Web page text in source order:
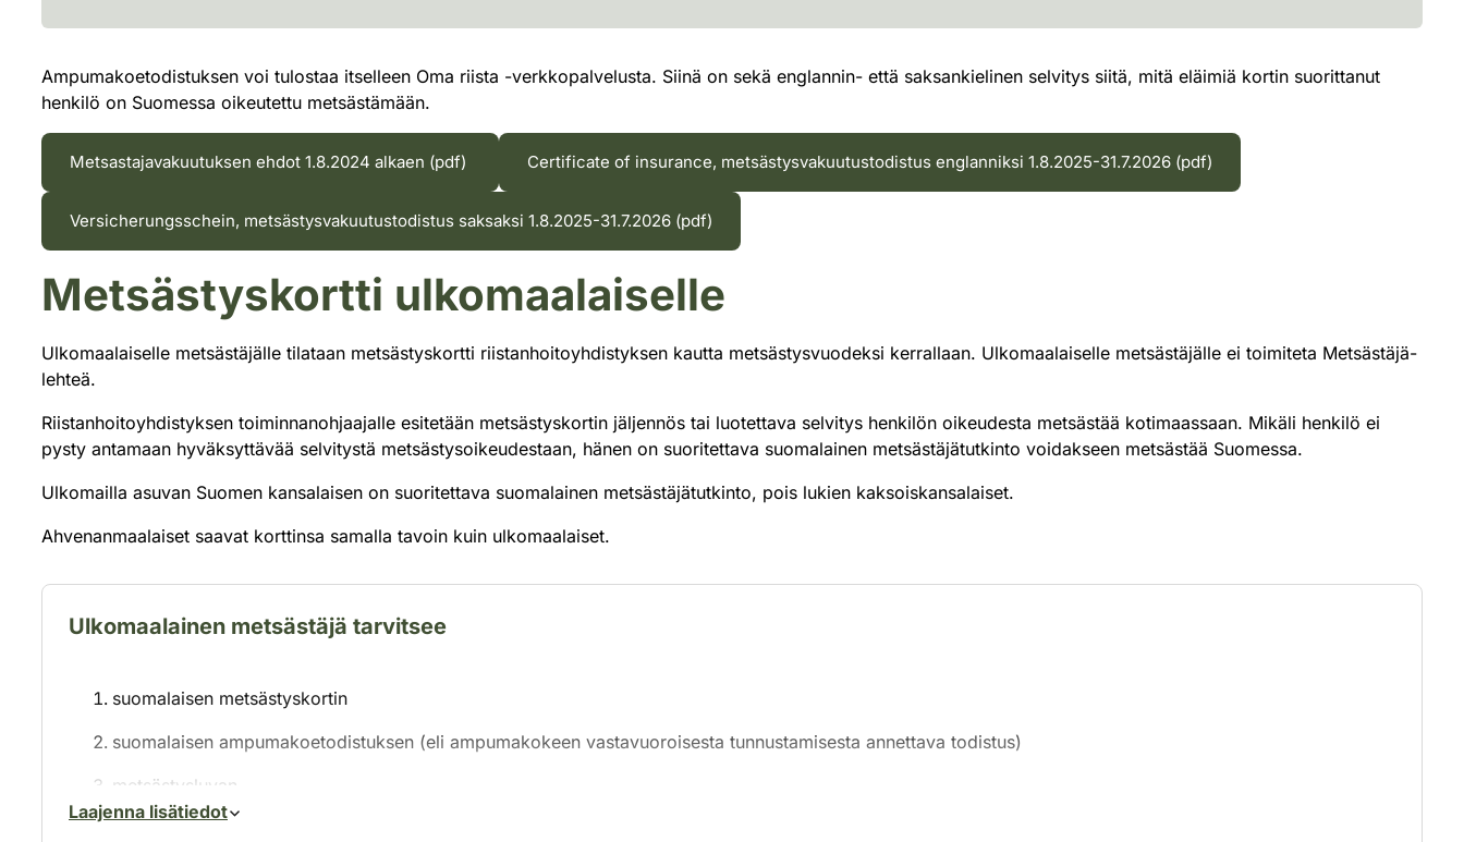
Ampumakoetodistuksen voi tulostaa itselleen Oma riista -verkkopalvelusta. Siinä on sekä englannin- että saksankielinen selvitys siitä, mitä eläimiä kortin suorittanut
henkilö on Suomessa oikeutettu metsästämään.
Metsastajavakuutuksen ehdot 1.8.2024 alkaen (pdf) Certificate of insurance, metsästysvakuutustodistus englanniksi 1.8.2025-31.7.2026 (pdf)
Versicherungsschein, metsästysvakuutustodistus saksaksi 1.8.2025-31.7.2026 (pdf)
Metsästyskortti ulkomaalaiselle
Ulkomaalaiselle metsästäjälle tilataan metsästyskortti riistanhoitoyhdistyksen kautta metsästysvuodeksi kerrallaan. Ulkomaalaiselle metsästäjälle ei toimiteta Metsästäjä-
lehteä.
Riistanhoitoyhdistyksen toiminnanohjaajalle esitetään metsästyskortin jäljennös tai luotettava selvitys henkilön oikeudesta metsästää kotimaassaan. Mikäli henkilö ei
pysty antamaan hyväksyttävää selvitystä metsästysoikeudestaan, hänen on suoritettava suomalainen metsästäjätutkinto voidakseen metsästää Suomessa.
Ulkomailla asuvan Suomen kansalaisen on suoritettava suomalainen metsästäjätutkinto, pois lukien kaksoiskansalaiset.
Ahvenanmaalaiset saavat korttinsa samalla tavoin kuin ulkomaalaiset.
Ulkomaalainen metsästäjä tarvitsee
suomalaisen metsästyskortin
suomalaisen ampumakoetodistuksen (eli ampumakokeen vastavuoroisesta tunnustamisesta annettava todistus)
metsästysluvan
Laajenna lisätiedot